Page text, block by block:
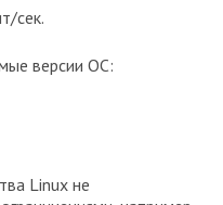
сек.
версии ОС:
Linux не